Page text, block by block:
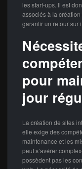
les start-ups. Il est
associés à la
garantir un retour sur
pour
jour
La création de sites
elle exige des
maintenance et les
peut s’avérer
possèdent pas les